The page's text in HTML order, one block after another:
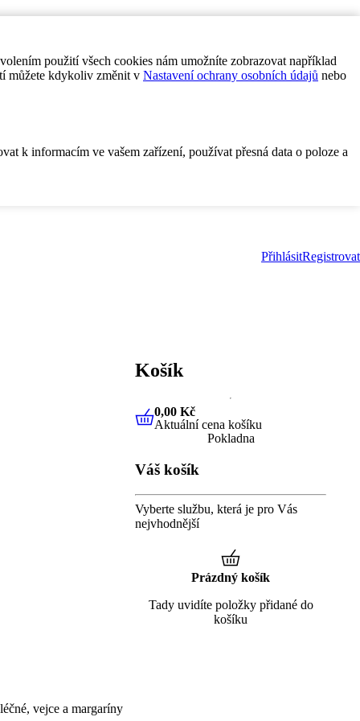
použití všech cookies nám umožníte zobrazovat například
můžete kdykoliv změnit v Nastavení ochrany osobních údajů nebo
k informacím ve vašem zařízení, používat přesná data o poloze a
PřihlásitRegistrovat
vejce a margaríny
Košík
0,00 KčAktuální cena košíku
0,00 Kč
Aktuální cena košíku
Pokladna
Váš košík
Vyberte službu, která je pro Vás
nejvhodnější
Prázdný košík
Tady uvidíte položky přidané do
košíku